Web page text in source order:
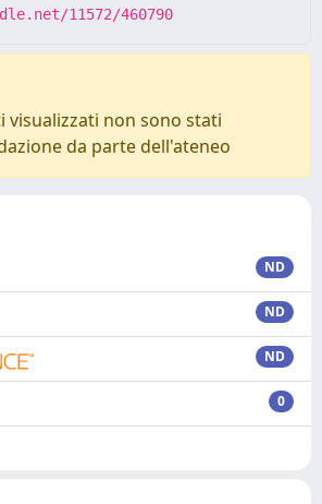
11572/460790
visualizzati non sono stati
da parte dell'ateneo
ND
ND
ND
0